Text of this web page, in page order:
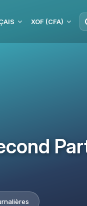
XOF (CFA)